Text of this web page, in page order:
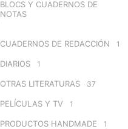
BLOCS Y CUADERNOS DE
NOTAS
CUADERNOS DE REDACCIÓN 1
DIARIOS 1
OTRAS LITERATURAS 37
PELÍCULAS Y TV 1
PRODUCTOS HANDMADE 1